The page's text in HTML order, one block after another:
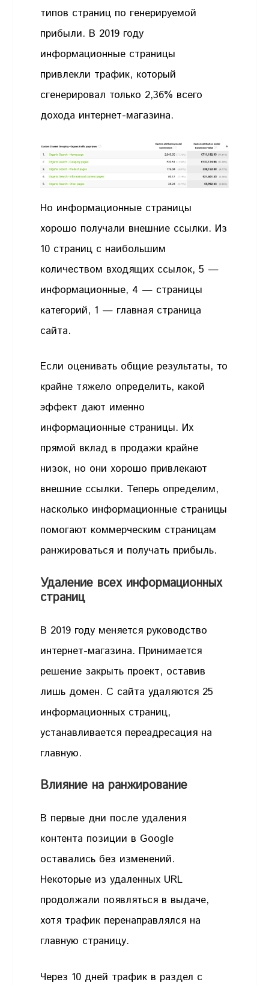
типов страниц по генерируемой
прибыли. В 2019 году
информационные страницы
привлекли трафик, который
сгенерировал только 2,36% всего
дохода интернет-магазина.
Но информационные страницы
хорошо получали внешние ссылки. Из
10 страниц с наибольшим
количеством входящих ссылок, 5 —
информационные, 4 — страницы
категорий, 1 — главная страница
сайта.
Если оценивать общие результаты, то
крайне тяжело определить, какой
эффект дают именно
информационные страницы. Их
прямой вклад в продажи крайне
низок, но они хорошо привлекают
внешние ссылки. Теперь определим,
насколько информационные страницы
помогают коммерческим страницам
ранжироваться и получать прибыль.
Удаление всех информационных
страниц
В 2019 году меняется руководство
интернет-магазина. Принимается
решение закрыть проект, оставив
лишь домен. С сайта удаляются 25
информационных страниц,
устанавливается переадресация на
главную.
Влияние на ранжирование
В первые дни после удаления
контента позиции в Google
оставались без изменений.
Некоторые из удаленных URL
продолжали появляться в выдаче,
хотя трафик перенаправлялся на
главную страницу.
Через 10 дней трафик в раздел с